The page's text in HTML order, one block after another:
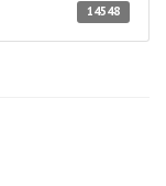
14548